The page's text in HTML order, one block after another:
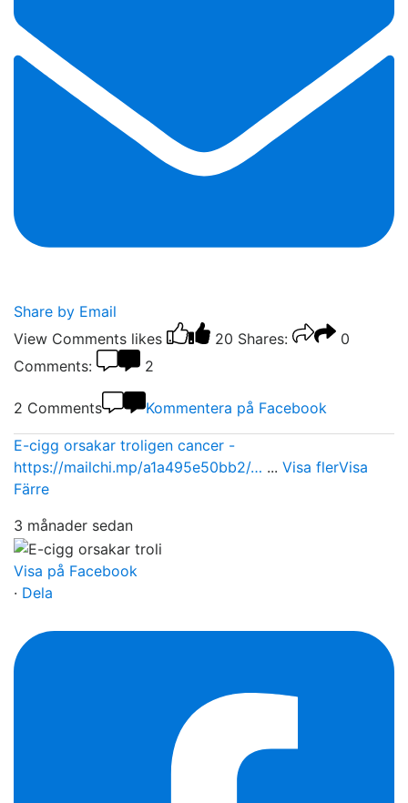
Share by Email
View Comments likes 20 Shares:
0
Comments:
2
2 Comments Kommentera på Facebook
E-cigg orsakar troligen cancer -
https://mailchi.mp/a1a495e50bb2/… ... Visa flerVisa
Färre
3 månader sedan
Visa på Facebook
· Dela